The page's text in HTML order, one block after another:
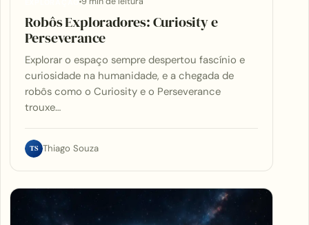
Robôs Exploradores: Curiosity e
Perseverance
Explorar o espaço sempre despertou fascínio e
curiosidade na humanidade, e a chegada de
robôs como o Curiosity e o Perseverance
trouxe…
TS Thiago Souza